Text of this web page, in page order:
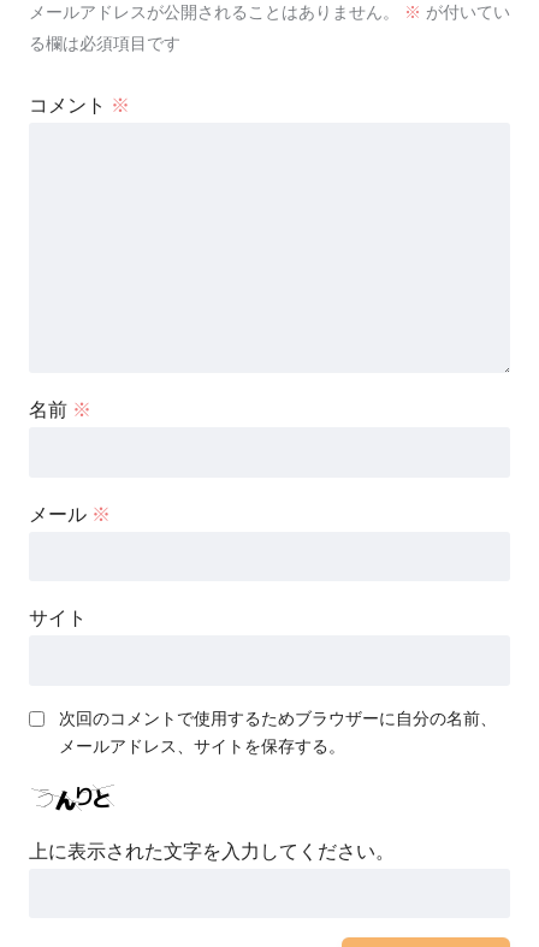
メールアドレスが公開されることはありません。 ※ が付いてい
る欄は必須項目です
コメント ※
名前 ※
メール ※
サイト
次回のコメントで使用するためブラウザーに自分の名前、
メールアドレス、サイトを保存する。
上に表示された文字を入力してください。